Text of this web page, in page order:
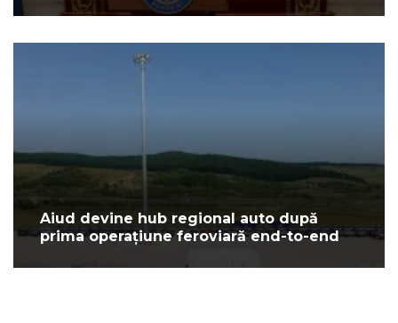
Aiud devine hub regional auto după
prima operațiune feroviară end-to-end